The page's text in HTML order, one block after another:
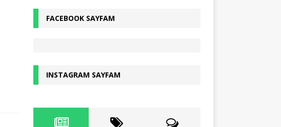
FACEBOOK SAYFAM
INSTAGRAM SAYFAM